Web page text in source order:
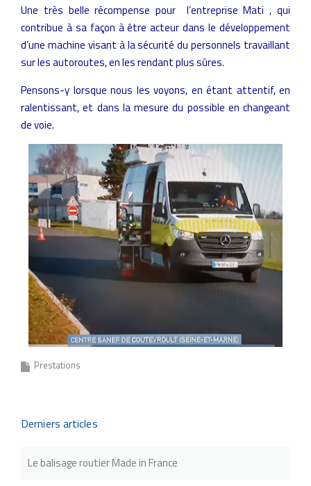
Une très belle récompense pour l’entreprise Mati , qui
contribue à sa façon à être acteur dans le développement
d’une machine visant à la sécurité du personnels travaillant
sur les autoroutes, en les rendant plus sûres.
Pensons-y lorsque nous les voyons, en étant attentif, en
ralentissant, et dans la mesure du possible en changeant
de voie.
Prestations
Derniers articles
Le balisage routier Made in France